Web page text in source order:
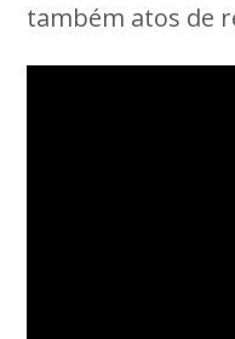
também atos de